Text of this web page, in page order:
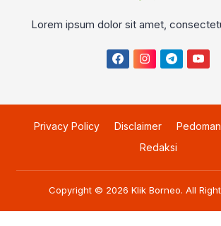
Lorem ipsum dolor sit amet,
Privacy Policy Disclaimer
Redaksi
Copyright © 2026 Klik Borneo. All